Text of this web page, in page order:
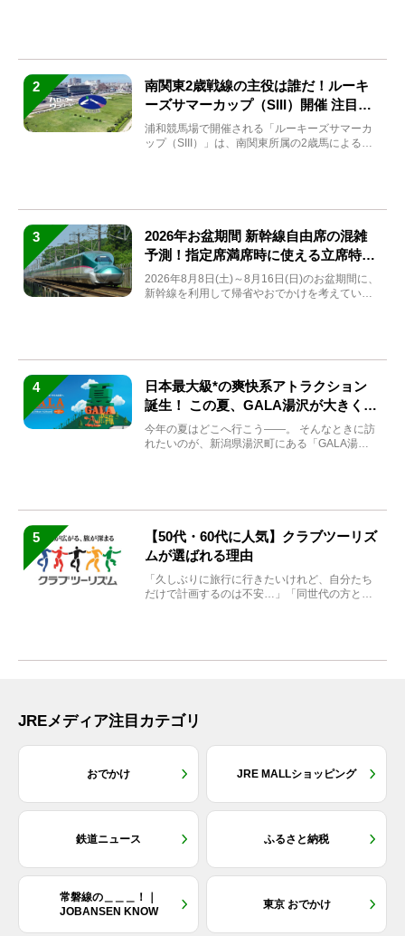
2
南関東2歳戦線の主役は誰だ！ルーキ
ーズサマーカップ（SIII）開催 注目馬
と見どころをチェック
浦和競馬場で開催される「ルーキーズサマーカ
ップ（SIII）」は、南関東所属の2歳馬による注
3
2026年お盆期間 新幹線自由席の混雑
予測！指定席満席時に使える立席特急
券も解説
2026年8月8日(土)～8月16日(日)のお盆期間に、
新幹線を利用して帰省やおでかけを考えている
4
日本最大級*の爽快系アトラクション
誕生！ この夏、GALA湯沢が大きく生
まれ変わる
今年の夏はどこへ行こう――。 そんなときに訪
れたいのが、新潟県湯沢町にある「GALA湯
5
【50代・60代に人気】クラブツーリズ
ムが選ばれる理由
「久しぶりに旅行に行きたいけれど、自分たち
だけで計画するのは不安…」「同世代の方と気
JREメディア注目カテゴリ
おでかけ JRE MALLショッピング
鉄道ニュース ふるさと納税
常磐線の＿＿＿！｜
JOBANSEN KNOW
東京 おでかけ